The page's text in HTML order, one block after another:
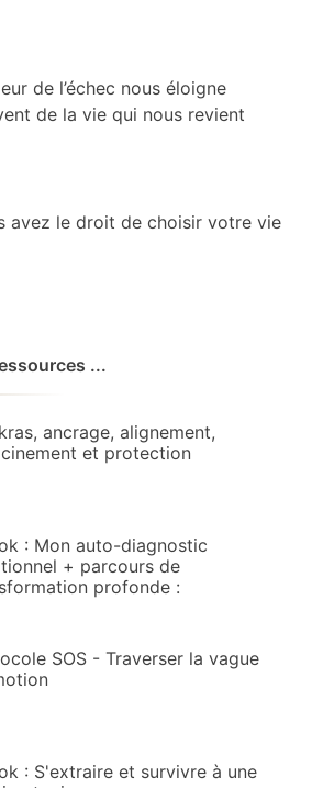
de l’échec nous éloigne
de la vie qui nous revient
avez le droit de choisir votre vie
...
ancrage, alignement,
et protection
: Mon auto-diagnostic
+ parcours de
profonde :
SOS - Traverser la vague
: S'extraire et survivre à une